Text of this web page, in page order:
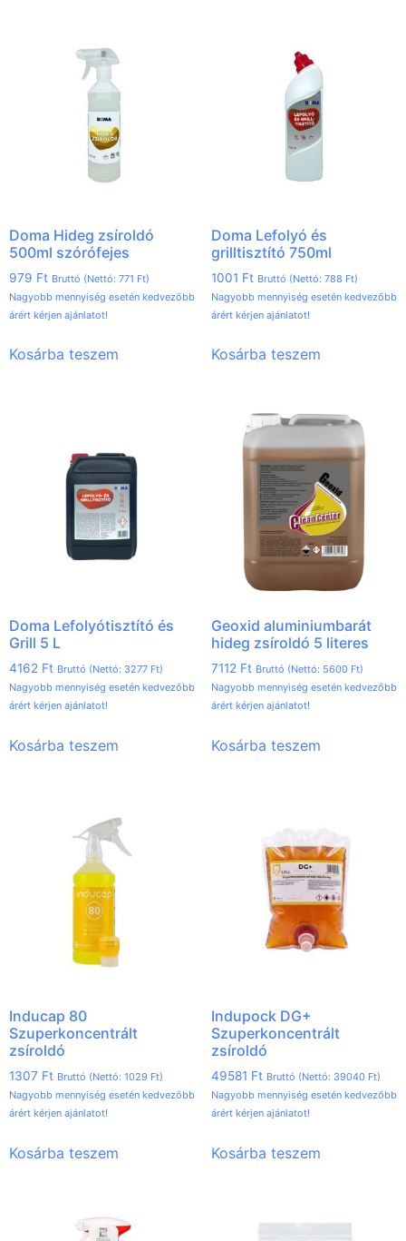
Doma Hideg zsíroldó
500ml szórófejes
979 Ft Bruttó (Nettó: 771 Ft)
Nagyobb mennyiség esetén kedvezőbb
árért kérjen ajánlatot!
Kosárba teszem
Doma Lefolyó és
grilltisztító 750ml
1001 Ft Bruttó (Nettó: 788 Ft)
Nagyobb mennyiség esetén kedvezőbb
árért kérjen ajánlatot!
Kosárba teszem
Doma Lefolyótisztító és
Grill 5 L
4162 Ft Bruttó (Nettó: 3277 Ft)
Nagyobb mennyiség esetén kedvezőbb
árért kérjen ajánlatot!
Kosárba teszem
Geoxid aluminiumbarát
hideg zsíroldó 5 literes
7112 Ft Bruttó (Nettó: 5600 Ft)
Nagyobb mennyiség esetén kedvezőbb
árért kérjen ajánlatot!
Kosárba teszem
Inducap 80
Szuperkoncentrált
zsíroldó
1307 Ft Bruttó (Nettó: 1029 Ft)
Nagyobb mennyiség esetén kedvezőbb
árért kérjen ajánlatot!
Kosárba teszem
Indupock DG+
Szuperkoncentrált
zsíroldó
49581 Ft Bruttó (Nettó: 39040 Ft)
Nagyobb mennyiség esetén kedvezőbb
árért kérjen ajánlatot!
Kosárba teszem